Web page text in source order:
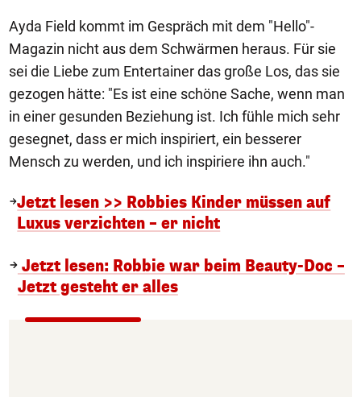
Ayda Field kommt im Gespräch mit dem "Hello"-
Magazin nicht aus dem Schwärmen heraus. Für sie
sei die Liebe zum Entertainer das große Los, das sie
gezogen hätte: "Es ist eine schöne Sache, wenn man
in einer gesunden Beziehung ist. Ich fühle mich sehr
gesegnet, dass er mich inspiriert, ein besserer
Mensch zu werden, und ich inspiriere ihn auch."
Jetzt lesen >> Robbies Kinder müssen auf
Luxus verzichten – er nicht
Jetzt lesen: Robbie war beim Beauty-Doc –
Jetzt gesteht er alles